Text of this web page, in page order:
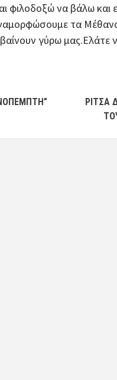
φιλοδοξώ να βάλω
τα
γύρω μας.Ελάτε
ΡΊΤΣΑ